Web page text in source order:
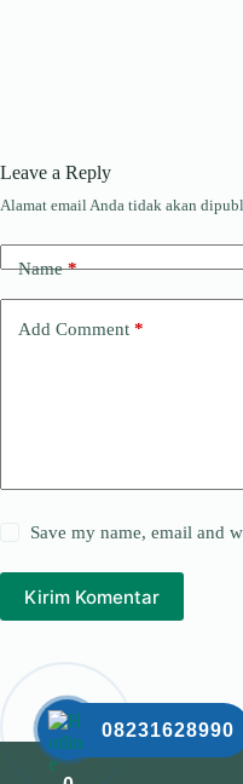
Leave a Reply
Alamat email Anda tidak akan
Name*
Add Comment *
Save my name, email and
Kirim Komentar
08231628990